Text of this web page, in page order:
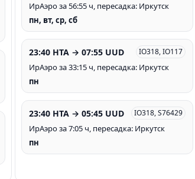
ИрАэро за 56:55 ч, пересадка: Иркутск
пн, вт, ср, сб
23:40 HTA → 07:55 UUD IO318, IO117
ИрАэро за 33:15 ч, пересадка: Иркутск
пн
23:40 HTA → 05:45 UUD IO318, S76429
ИрАэро за 7:05 ч, пересадка: Иркутск
пн